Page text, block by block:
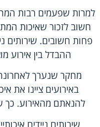
למרות שפעמים רבות
חשוב לזכור שאיכות
פחות חשובים. שירותים
ההבדל בין אירוע
באירועים ציינו את
להנאתם מהאירוע. כך
שירותים ניידים